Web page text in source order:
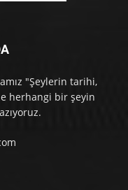
"Şeylerin tarihi,
herhangi bir şeyin